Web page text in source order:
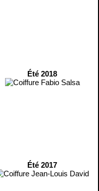
Été 2018
Été 2017